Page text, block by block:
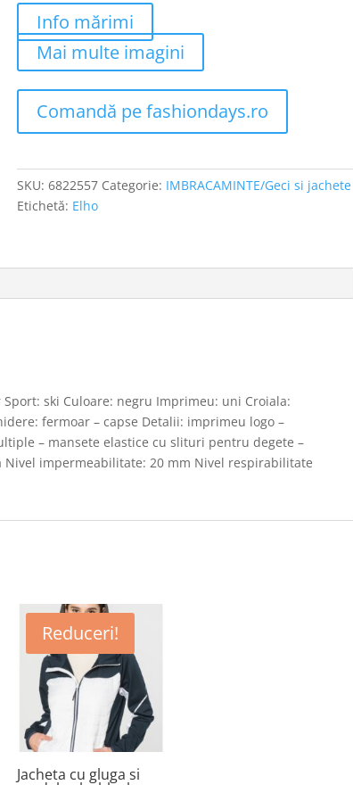
Info mărimi
Mai multe imagini
Comandă pe fashiondays.ro
SKU:6822557 Categorie: IMBRACAMINTE/Geci si jachete
Etichetă: Elho
ski Culoare: negru Imprimeu: uni Croiala:
fermoar – capse Detalii: imprimeu logo –
– mansete elastice cu slituri pentru degete –
impermeabilitate: 20 mm Nivel respirabilitate
Reduceri!
Jacheta cu gluga si